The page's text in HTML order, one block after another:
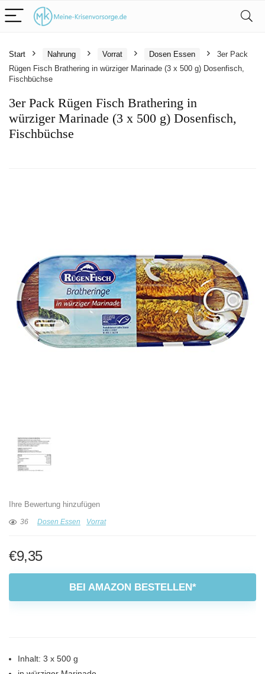
Start Nahrung Vorrat Dosen Essen
3er Pack
Rügen Fisch Brathering in würziger Marinade (3 x 500 g) Dosenfisch,
Fischbüchse
3er Pack Rügen Fisch Brathering in
würziger Marinade (3 x 500 g) Dosenfisch,
Fischbüchse
Ihre Bewertung hinzufügen
36 Dosen Essen Vorrat
€9,35
BEI AMAZON BESTELLEN*
Inhalt: 3 x 500 g